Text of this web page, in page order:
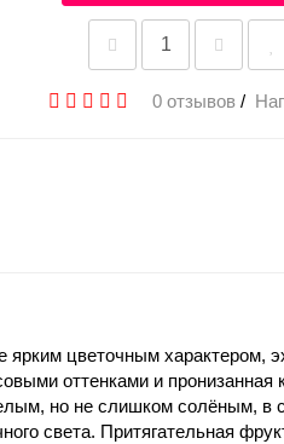
0 отзывов /
ярким цветочным характером,
оттенками и пронизанная
но не слишком солёным, в
света. Притягательная